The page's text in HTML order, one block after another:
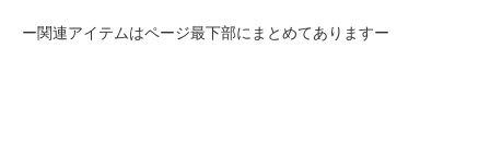
ー関連アイテムはページ最下部にまとめてありますー